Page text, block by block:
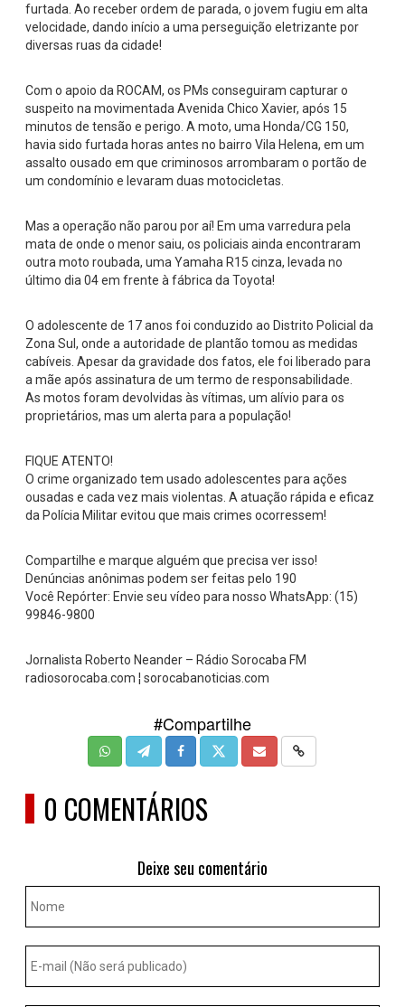
furtada. Ao receber ordem de parada, o jovem fugiu em alta
velocidade, dando início a uma perseguição eletrizante por
diversas ruas da cidade!
Com o apoio da ROCAM, os PMs conseguiram capturar o
suspeito na movimentada Avenida Chico Xavier, após 15
minutos de tensão e perigo. A moto, uma Honda/CG 150,
havia sido furtada horas antes no bairro Vila Helena, em um
assalto ousado em que criminosos arrombaram o portão de
um condomínio e levaram duas motocicletas.
Mas a operação não parou por aí! Em uma varredura pela
mata de onde o menor saiu, os policiais ainda encontraram
outra moto roubada, uma Yamaha R15 cinza, levada no
último dia 04 em frente à fábrica da Toyota!
O adolescente de 17 anos foi conduzido ao Distrito Policial da
Zona Sul, onde a autoridade de plantão tomou as medidas
cabíveis. Apesar da gravidade dos fatos, ele foi liberado para
a mãe após assinatura de um termo de responsabilidade.
As motos foram devolvidas às vítimas, um alívio para os
proprietários, mas um alerta para a população!
FIQUE ATENTO!
O crime organizado tem usado adolescentes para ações
ousadas e cada vez mais violentas. A atuação rápida e eficaz
da Polícia Militar evitou que mais crimes ocorressem!
Compartilhe e marque alguém que precisa ver isso!
Denúncias anônimas podem ser feitas pelo 190
Você Repórter: Envie seu vídeo para nosso WhatsApp: (15)
99846-9800
Jornalista Roberto Neander – Rádio Sorocaba FM
radiosorocaba.com ¦ sorocabanoticias.com
#Compartilhe
0 COMENTÁRIOS
Deixe seu comentário